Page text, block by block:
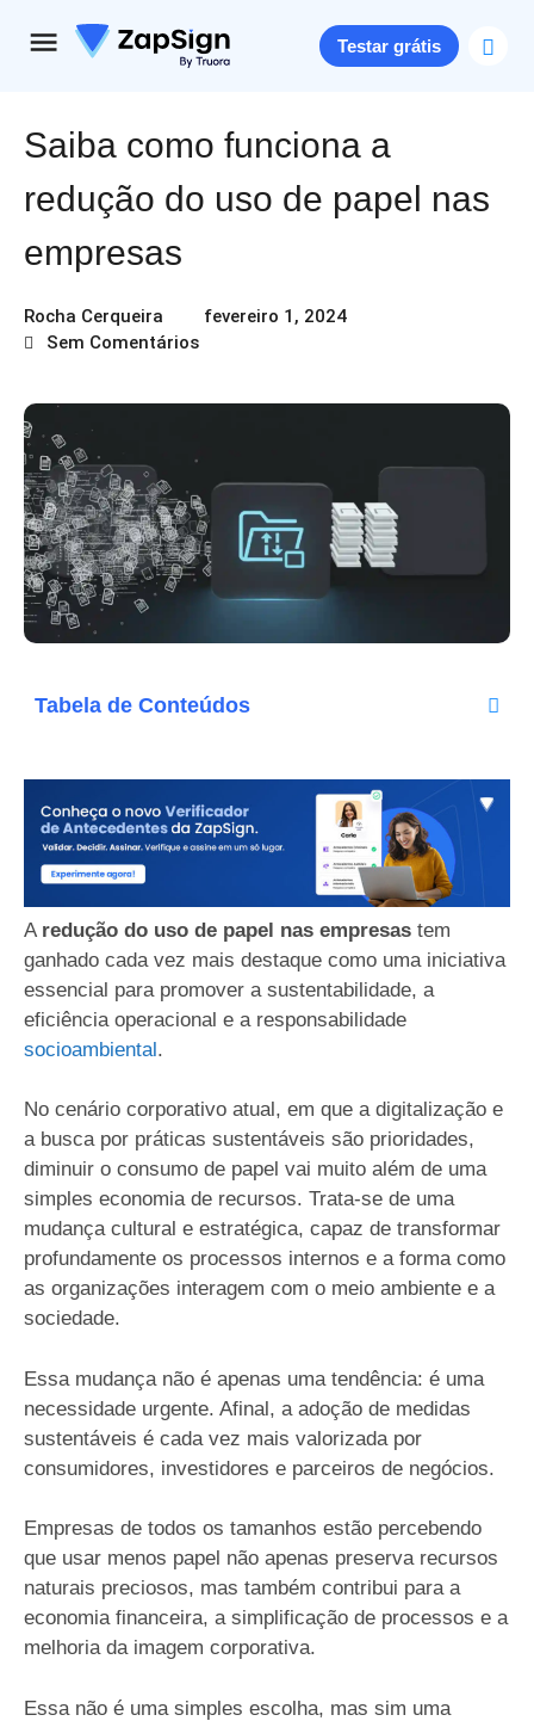
Testar grátis
Saiba como funciona a
redução do uso de papel nas
empresas​
Rocha Cerqueira
fevereiro 1, 2024
Sem Comentários
Tabela de Conteúdos
A redução do uso de papel nas empresas tem
ganhado cada vez mais destaque como uma iniciativa
essencial para promover a sustentabilidade, a
eficiência operacional e a responsabilidade
socioambiental.
No cenário corporativo atual, em que a digitalização e
a busca por práticas sustentáveis são prioridades,
diminuir o consumo de papel vai muito além de uma
simples economia de recursos. Trata-se de uma
mudança cultural e estratégica, capaz de transformar
profundamente os processos internos e a forma como
as organizações interagem com o meio ambiente e a
sociedade.
Essa mudança não é apenas uma tendência: é uma
necessidade urgente. Afinal, a adoção de medidas
sustentáveis é cada vez mais valorizada por
consumidores, investidores e parceiros de negócios.
Empresas de todos os tamanhos estão percebendo
que usar menos papel não apenas preserva recursos
naturais preciosos, mas também contribui para a
economia financeira, a simplificação de processos e a
melhoria da imagem corporativa.
Essa não é uma simples escolha, mas sim uma